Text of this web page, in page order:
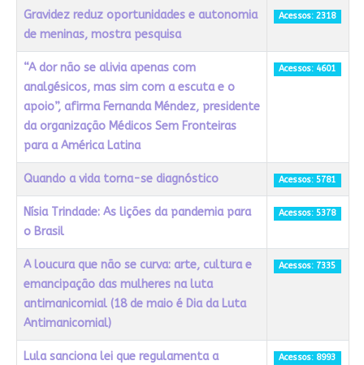
Título Acessos
Gravidez reduz oportunidades e autonomia
de meninas, mostra pesquisa
Acessos: 2318
“A dor não se alivia apenas com
analgésicos, mas sim com a escuta e o
apoio”, afirma Fernanda Méndez, presidente
da organização Médicos Sem Fronteiras
para a América Latina
Acessos: 4601
Quando a vida torna-se diagnóstico Acessos: 5781
Nísia Trindade: As lições da pandemia para
o Brasil
Acessos: 5378
A loucura que não se curva: arte, cultura e
emancipação das mulheres na luta
antimanicomial (18 de maio é Dia da Luta
Antimanicomial)
Acessos: 7335
Lula sanciona lei que regulamenta a
Acessos: 8993